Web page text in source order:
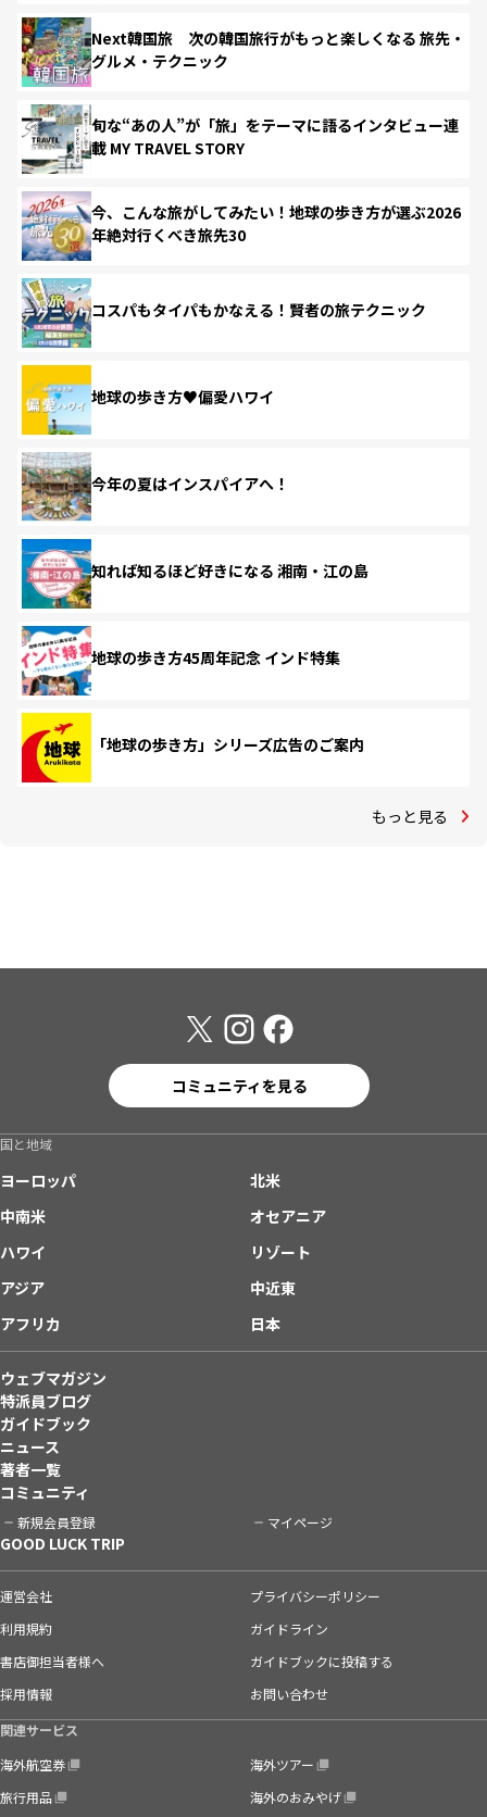
Next韓国旅 次の韓国旅行がもっと楽しくなる 旅先・
グルメ・テクニック
旬な“あの人”が「旅」をテーマに語るインタビュー連
載 MY TRAVEL STORY
今、こんな旅がしてみたい！地球の歩き方が選ぶ2026
年絶対行くべき旅先30
コスパもタイパもかなえる！賢者の旅テクニック
地球の歩き方♥偏愛ハワイ
今年の夏はインスパイアへ！
知れば知るほど好きになる 湘南・江の島
地球の歩き方45周年記念 インド特集
「地球の歩き方」シリーズ広告のご案内
もっと見る
コミュニティを見る
国と地域
ヨーロッパ
北米
中南米
オセアニア
ハワイ
リゾート
アジア
中近東
アフリカ
日本
ウェブマガジン
特派員ブログ
ガイドブック
ニュース
著者一覧
コミュニティ
新規会員登録 マイページ
GOOD LUCK TRIP
運営会社
プライバシーポリシー
利用規約
ガイドライン
書店御担当者様へ
ガイドブックに投稿する
採用情報
お問い合わせ
関連サービス
海外航空券
海外ツアー
旅行用品
海外のおみやげ